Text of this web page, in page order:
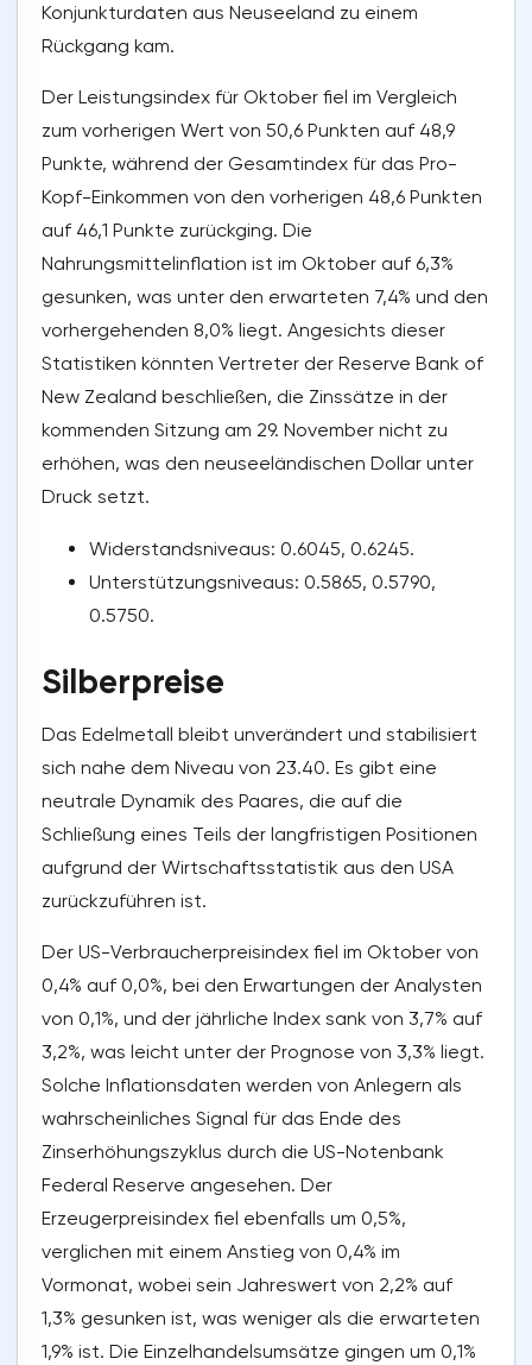
Konjunkturdaten aus Neuseeland zu einem
Rückgang kam.
Der Leistungsindex für Oktober fiel im Vergleich
zum vorherigen Wert von 50,6 Punkten auf 48,9
Punkte, während der Gesamtindex für das Pro-
Kopf-Einkommen von den vorherigen 48,6 Punkten
auf 46,1 Punkte zurückging. Die
Nahrungsmittelinflation ist im Oktober auf 6,3%
gesunken, was unter den erwarteten 7,4% und den
vorhergehenden 8,0% liegt. Angesichts dieser
Statistiken könnten Vertreter der Reserve Bank of
New Zealand beschließen, die Zinssätze in der
kommenden Sitzung am 29. November nicht zu
erhöhen, was den neuseeländischen Dollar unter
Druck setzt.
Widerstandsniveaus: 0.6045, 0.6245.
Unterstützungsniveaus: 0.5865, 0.5790,
0.5750.
Silberpreise
Das Edelmetall bleibt unverändert und stabilisiert
sich nahe dem Niveau von 23.40. Es gibt eine
neutrale Dynamik des Paares, die auf die
Schließung eines Teils der langfristigen Positionen
aufgrund der Wirtschaftsstatistik aus den USA
zurückzuführen ist.
Der US-Verbraucherpreisindex fiel im Oktober von
0,4% auf 0,0%, bei den Erwartungen der Analysten
von 0,1%, und der jährliche Index sank von 3,7% auf
3,2%, was leicht unter der Prognose von 3,3% liegt.
Solche Inflationsdaten werden von Anlegern als
wahrscheinliches Signal für das Ende des
Zinserhöhungszyklus durch die US-Notenbank
Federal Reserve angesehen. Der
Erzeugerpreisindex fiel ebenfalls um 0,5%,
verglichen mit einem Anstieg von 0,4% im
Vormonat, wobei sein Jahreswert von 2,2% auf
1,3% gesunken ist, was weniger als die erwarteten
1,9% ist. Die Einzelhandelsumsätze gingen um 0,1%